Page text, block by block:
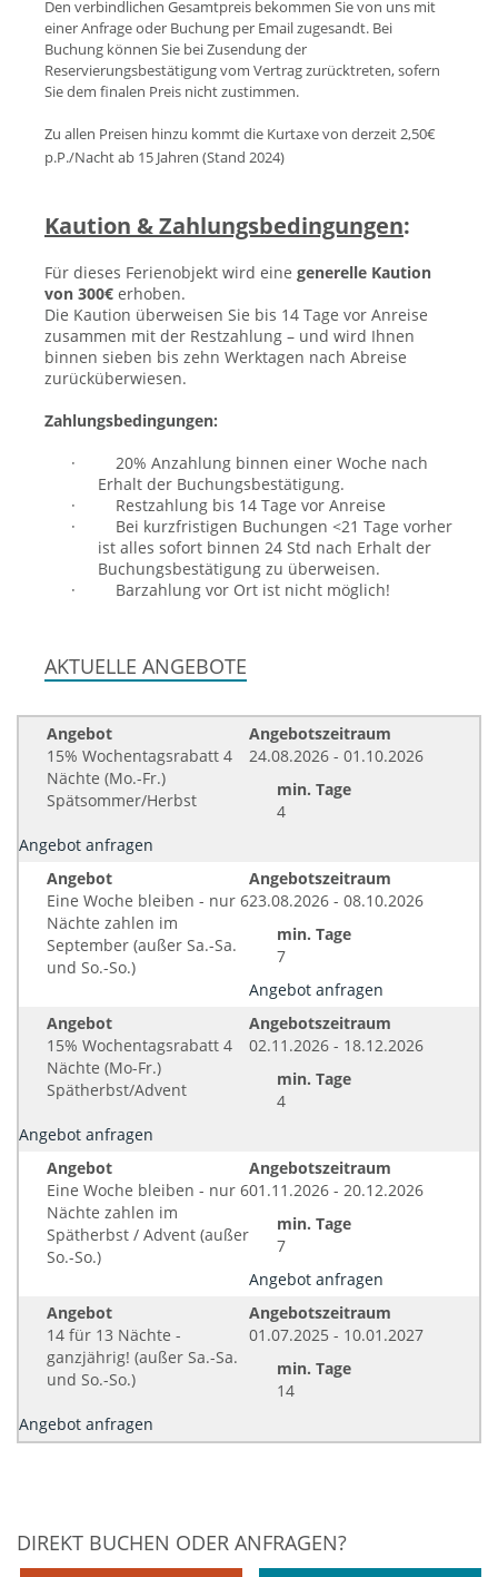
Den verbindlichen Gesamtpreis bekommen Sie von uns mit
einer Anfrage oder Buchung per Email zugesandt. Bei
Buchung können Sie bei Zusendung der
Reservierungsbestätigung vom Vertrag zurücktreten, sofern
Sie dem finalen Preis nicht zustimmen.
Zu allen Preisen hinzu kommt die Kurtaxe von derzeit 2,50€
p.P./Nacht ab 15 Jahren (Stand 2024)
Kaution & Zahlungsbedingungen:
Für dieses Ferienobjekt wird eine generelle Kaution
von 300€ erhoben.
Die Kaution überweisen Sie bis 14 Tage vor Anreise
zusammen mit der Restzahlung – und wird Ihnen
binnen sieben bis zehn Werktagen nach Abreise
zurücküberwiesen.
Zahlungsbedingungen:
· 20% Anzahlung binnen einer Woche nach
Erhalt der Buchungsbestätigung.
· Restzahlung bis 14 Tage vor Anreise
· Bei kurzfristigen Buchungen <21 Tage vorher
ist alles sofort binnen 24 Std nach Erhalt der
Buchungsbestätigung zu überweisen.
· Barzahlung vor Ort ist nicht möglich!
AKTUELLE ANGEBOTE
Angebot
15% Wochentagsrabatt 4
Nächte (Mo.-Fr.)
Spätsommer/Herbst
Angebotszeitraum
24.08.2026 - 01.10.2026
min. Tage
4
Angebot anfragen
Angebot
Eine Woche bleiben - nur 6
Nächte zahlen im
September (außer Sa.-Sa.
und So.-So.)
Angebotszeitraum
23.08.2026 - 08.10.2026
min. Tage
7
Angebot anfragen
Angebot
15% Wochentagsrabatt 4
Nächte (Mo-Fr.)
Spätherbst/Advent
Angebotszeitraum
02.11.2026 - 18.12.2026
min. Tage
4
Angebot anfragen
Angebot
Eine Woche bleiben - nur 6
Nächte zahlen im
Spätherbst / Advent (außer
So.-So.)
Angebotszeitraum
01.11.2026 - 20.12.2026
min. Tage
7
Angebot anfragen
Angebot
14 für 13 Nächte -
ganzjährig! (außer Sa.-Sa.
und So.-So.)
Angebotszeitraum
01.07.2025 - 10.01.2027
min. Tage
14
Angebot anfragen
DIREKT BUCHEN ODER ANFRAGEN?